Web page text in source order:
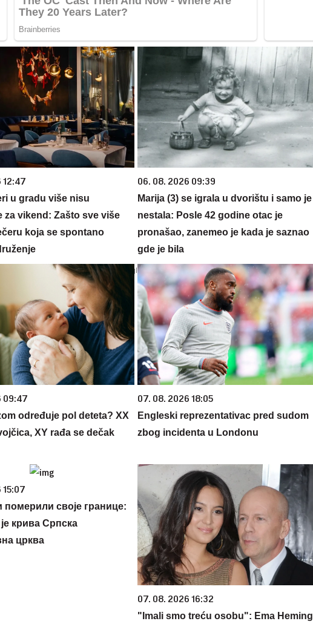
12:47
u gradu više nisu
za vikend: Zašto sve više
koja se spontano
06. 08. 2026 09:39
Marija (3) se igrala u dvorištu i samo je
nestala: Posle 42 godine otac je
pronašao, zanemeo je kada je saznao
gde je bila
09:47
određuje pol deteta? XX
XY rađa se dečak
07. 08. 2026 18:05
Engleski reprezentativac pred sudom
zbog incidenta u Londonu
15:07
померили своје границе:
крива Српска
црква
07. 08. 2026 16:32
"Imali smo treću osobu": Ema Heming